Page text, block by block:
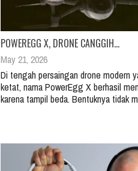
POWEREGG X, DRONE CANGGIH…
May 21, 2026
Di tengah persaingan drone modern
ketat, nama PowerEgg X berhasil
karena tampil beda. Bentuknya tidak